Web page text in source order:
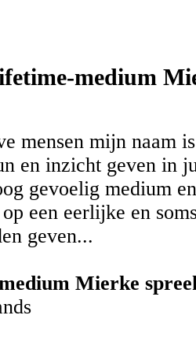
medium
mensen mijn naam
en inzicht geven in
gevoelig medium
een eerlijke en
geven...
Mierke